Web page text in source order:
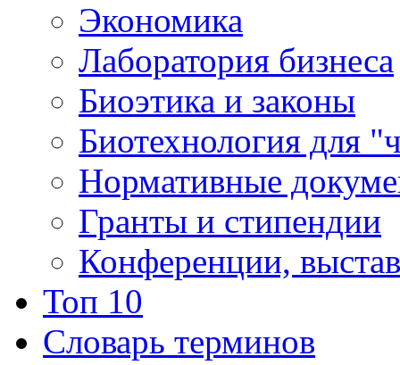
Экономика
Лаборатория бизнеса
Биоэтика и законы
Биотехнология для
Нормативные
Гранты и стипендии
Конференции,
Топ 10
Словарь терминов